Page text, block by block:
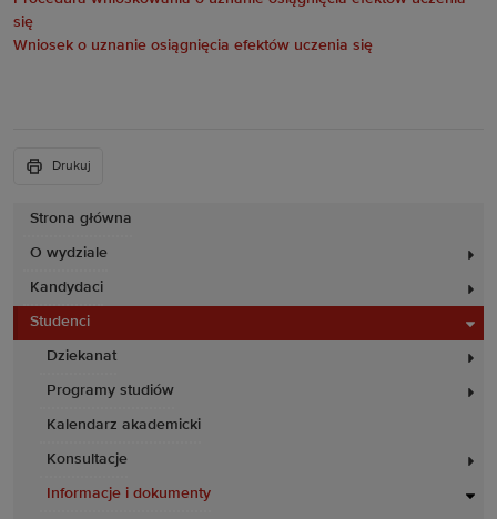
Strona główna
O wydziale
Kandydaci
Studenci
Dziekanat
Programy studiów
Kalendarz akademicki
Konsultacje
Informacje i dokumenty
się
Wniosek o uznanie osiągnięcia efektów uczenia się
Drukuj